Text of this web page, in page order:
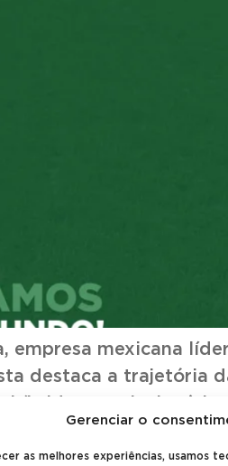
Gerenciar o
as melhores experiências, usamos
empresa mexicana
destaca a trajetória
revolucionários